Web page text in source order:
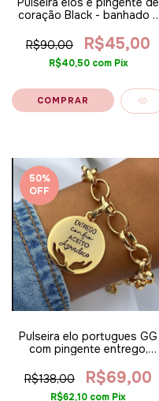
coração Black - banhado a
R$90,00
R$45,00
R$40,50 com Pix
50%
OFF
Pulseira elo portugues GG
com pingente entrego,
H439 - Banhado a ouro 18k
(0191)
R$138,00 R$69,00
R$62,10 com Pix